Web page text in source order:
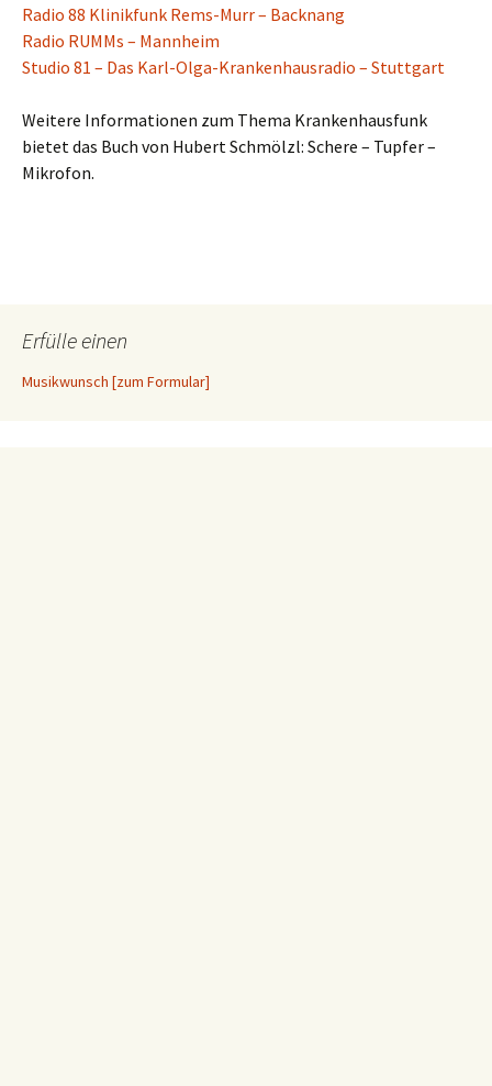
Radio 88 Klinikfunk Rems-Murr – Backnang
Radio RUMMs – Mannheim
Studio 81 – Das Karl-Olga-Krankenhausradio – Stuttgart
Weitere Informationen zum Thema Krankenhausfunk
bietet das Buch von Hubert Schmölzl: Schere – Tupfer –
Mikrofon.
Erfülle einen
Musikwunsch [zum Formular]